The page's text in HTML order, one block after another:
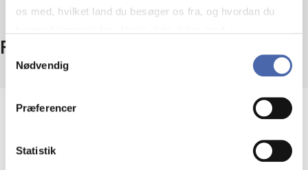
os med, hvilket land du besøger os fra, og hvordan du
markedsføring. Du bestemmer selv - og kan altid trække
Samtykkevalg
Nødvendig
Præferencer
Statistik
Fakta
Omfang
Adgang